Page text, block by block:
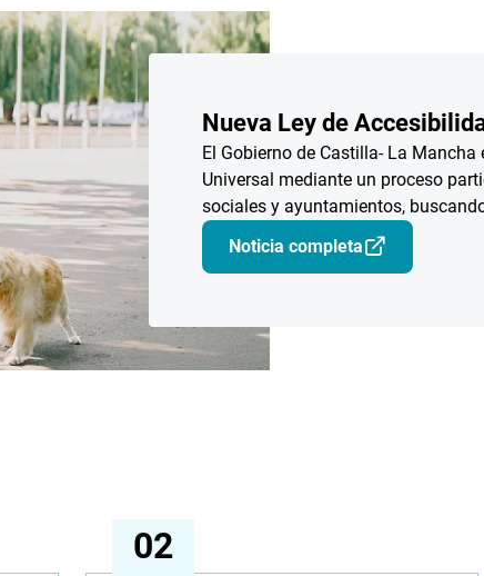
Nueva Ley de
El Gobierno de Castilla- La
Universal mediante un proceso
sociales y ayuntamientos,
Noticia completa